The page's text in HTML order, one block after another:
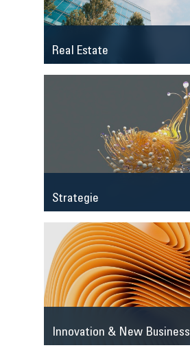
Real Estate
Strategie
Innovation & New Business